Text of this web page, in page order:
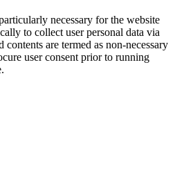
necessary for the website
to collect user personal data via
contents are termed as non-necessary
user consent prior to running